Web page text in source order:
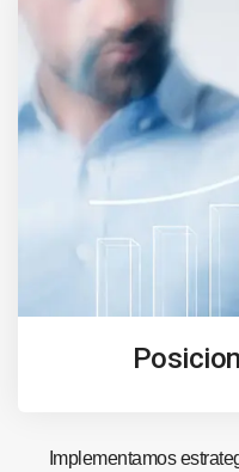
Implementamos